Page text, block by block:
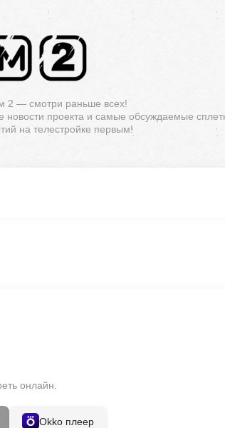
2 — смотри раньше всех!
проекта и самые обсуждаемые
на телестройке первым!
онлайн.
Okko плеер